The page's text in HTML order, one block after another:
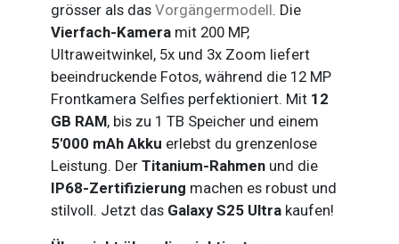
grösser als das Vorgängermodell. Die
Vierfach-Kamera mit 200 MP,
Ultraweitwinkel, 5x und 3x Zoom liefert
beeindruckende Fotos, während die 12 MP
Frontkamera Selfies perfektioniert. Mit 12
GB RAM, bis zu 1 TB Speicher und einem
5'000 mAh Akku erlebst du grenzenlose
Leistung. Der Titanium-Rahmen und die
IP68-Zertifizierung machen es robust und
stilvoll. Jetzt das Galaxy S25 Ultra kaufen!